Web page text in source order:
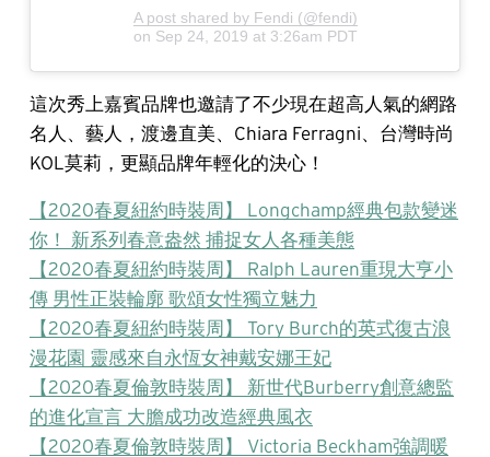
A post shared by Fendi (@fendi)
on Sep 24, 2019 at 3:26am PDT
這次秀上嘉賓品牌也邀請了不少現在超高人氣的網路
名人、藝人，渡邊直美、Chiara Ferragni、台灣時尚
KOL莫莉，更顯品牌年輕化的決心！
【2020春夏紐約時裝周】 Longchamp經典包款變迷
你！ 新系列春意盎然 捕捉女人各種美態
【2020春夏紐約時裝周】 Ralph Lauren重現大亨小
傳 男性正裝輪廓 歌頌女性獨立魅力
【2020春夏紐約時裝周】 Tory Burch的英式復古浪
漫花園 靈感來自永恆女神戴安娜王妃
【2020春夏倫敦時裝周】 新世代Burberry創意總監
的進化宣言 大膽成功改造經典風衣
【2020春夏倫敦時裝周】 Victoria Beckham強調暖